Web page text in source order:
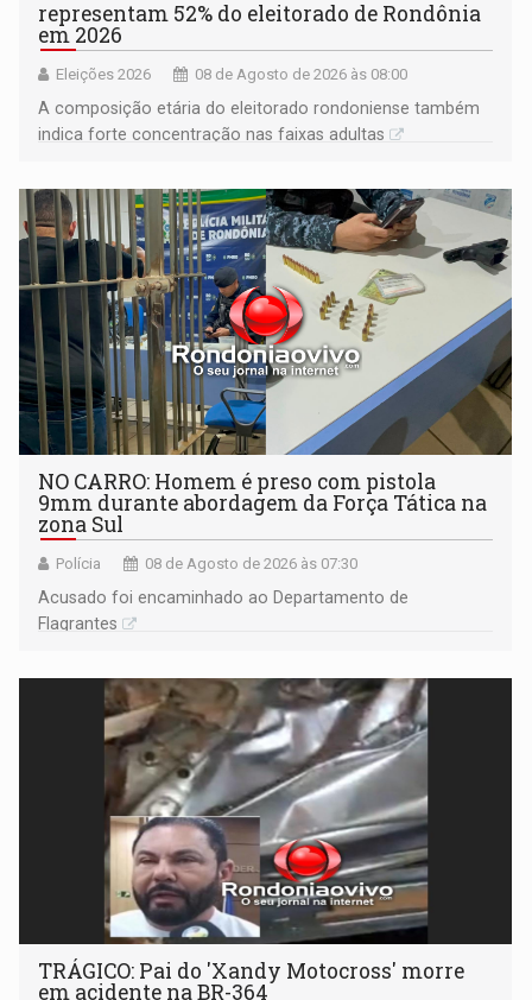
representam 52% do eleitorado de Rondônia
em 2026
Eleições 2026 08 de Agosto de 2026 às 08:00
A composição etária do eleitorado rondoniense também
indica forte concentração nas faixas adultas
NO CARRO: Homem é preso com pistola
9mm durante abordagem da Força Tática na
zona Sul
Polícia 08 de Agosto de 2026 às 07:30
Acusado foi encaminhado ao Departamento de
Flagrantes
TRÁGICO: Pai do 'Xandy Motocross' morre
em acidente na BR-364